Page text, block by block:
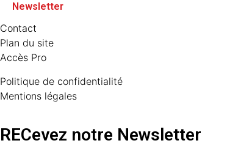
Newsletter
Contact
Plan du site
Accès Pro
Politique de confidentialité
Mentions légales
RECevez notre Newsletter